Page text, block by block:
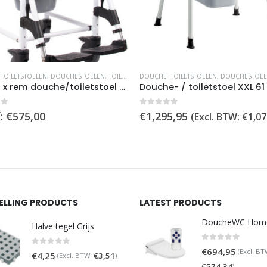
gekozen worden op de productpagina
, DOUCHESTOELEN, TOILETSTOELEN
Flora 4 x rem douche/toiletstoel + hoogte instelbaar
5
€575,00
DOUCHE- TOILETSTOELEN,
€1,295,95 (Excl. BTW: €
PRODUCTS
Halve tegel Grijs
€4,25 (Excl. BTW: €3,51)
LATEST PRODUCTS
€694,95 (Excl.
€574,34)